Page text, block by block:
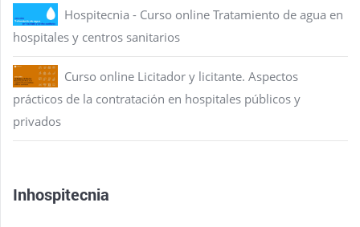
Hospitecnia - Curso online Tratamiento de agua en
hospitales y centros sanitarios
Curso online Licitador y licitante. Aspectos
prácticos de la contratación en hospitales públicos y
privados
Inhospitecnia